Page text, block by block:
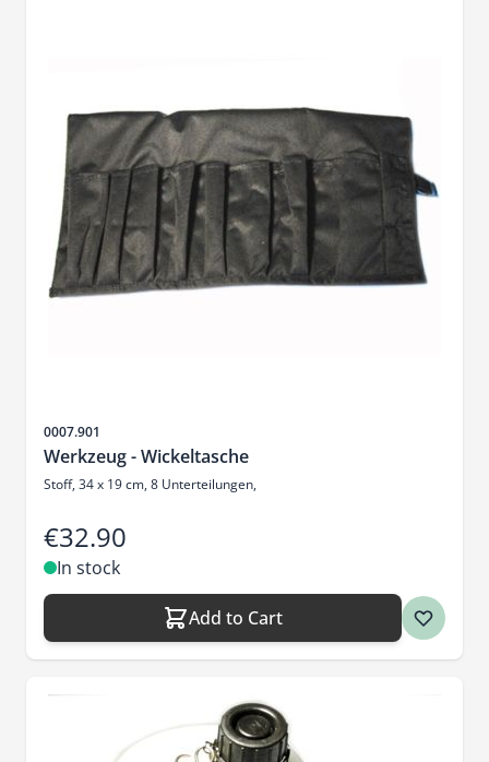
Sku
0007.901
Werkzeug - Wickeltasche
Stoff, 34 x 19 cm, 8 Unterteilungen,
€32.90
In stock
Add to Cart